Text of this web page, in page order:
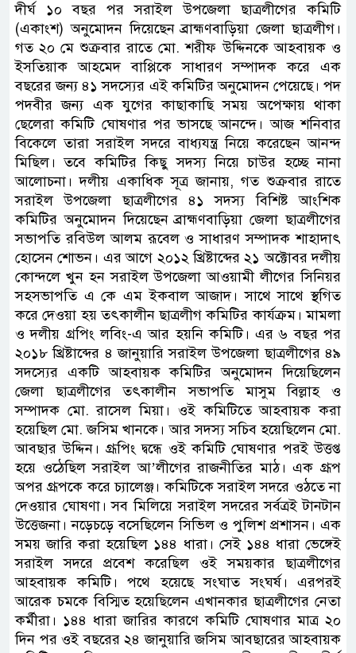
দীর্ঘ ১০ বছর পর সরাইল উপজেলা ছাত্রলীগের কমিটি
(একাংশ) অনুমোদন দিয়েছেন ব্রাহ্মণবাড়িয়া জেলা ছাত্রলীগ।
গত ২০ মে শুক্রবার রাতে মো. শরীফ উদ্দিনকে আহবায়ক ও
ইসতিয়াক আহমেদ বাপ্পিকে সাধারণ সম্পাদক করে এক
বছরের জন্য ৪১ সদস্যের এই কমিটির অনুমোদন পেয়েছে। পদ
পদবীর জন্য এক যুগের কাছাকাছি সময় অপেক্ষায় থাকা
ছেলেরা কমিটি ঘোষণার পর ভাসছে আনন্দে। আজ শনিবার
বিকেলে তারা সরাইল সদরে বাধ্যযন্ত্র নিয়ে করেছেন আনন্দ
মিছিল। তবে কমিটির কিছু সদস্য নিয়ে চাউর হচ্ছে নানা
আলোচনা। দলীয় একাধিক সূত্র জানায়, গত শুক্রবার রাতে
সরাইল উপজেলা ছাত্রলীগের ৪১ সদস্য বিশিষ্ট আংশিক
কমিটির অনুমোদন দিয়েছেন ব্রাহ্মণবাড়িয়া জেলা ছাত্রলীগের
সভাপতি রবিউল আলম রূবেল ও সাধারণ সম্পাদক শাহাদাৎ
হোসেন শোভন। এর আগে ২০১২ খ্রিষ্টাব্দের ২১ অক্টোবর দলীয়
কোন্দলে খুন হন সরাইল উপজেলা আওয়ামী লীগের সিনিয়র
সহসভাপতি এ কে এম ইকবাল আজাদ। সাথে সাথে স্থগিত
করে দেওয়া হয় তৎকালীন ছাত্রলীগ কমিটির কার্যক্রম। মামলা
ও দলীয় গ্রপিং লবিং-এ আর হয়নি কমিটি। এর ৬ বছর পর
২০১৮ খ্রিষ্টাব্দের ৪ জানুয়ারি সরাইল উপজেলা ছাত্রলীগের ৪৯
সদস্যের একটি আহবায়ক কমিটির অনুমোদন দিয়েছিলেন
জেলা ছাত্রলীগের তৎকালীন সভাপতি মাসুম বিল্লাহ ও
সম্পাদক মো. রাসেল মিয়া। ওই কমিটিতে আহবায়ক করা
হয়েছিল মো. জসিম খানকে। আর সদস্য সচিব হয়েছিলেন মো.
আবছার উদ্দিন। গ্রূপিং দ্বন্ধে ওই কমিটি ঘোষণার পরই উত্তপ্ত
হয়ে ওঠেছিল সরাইল আ’লীগের রাজনীতির মাঠ। এক গ্রূপ
অপর গ্রূপকে করে চ্যালেঞ্জ। কমিটিকে সরাইল সদরে ওঠতে না
দেওয়ার ঘোষণা। সব মিলিয়ে সরাইল সদরের সর্বত্রই টানটান
উত্তেজনা। নড়েচড়ে বসেছিলেন সিভিল ও পুলিশ প্রশাসন। এক
সময় জারি করা হয়েছিল ১৪৪ ধারা। সেই ১৪৪ ধারা ভেঙ্গেই
সরাইল সদরে প্রবেশ করেছিল ওই সময়কার ছাত্রলীগের
আহবায়ক কমিটি। পথে হয়েছে সংঘাত সংঘর্ষ। এরপরই
আরেক চমকে বিস্মিত হয়েছিলেন এখানকার ছাত্রলীগের নেতা
কর্মীরা। ১৪৪ ধারা জারির কারণে কমিটি ঘোষণার মাত্র ২০
দিন পর ওই বছরের ২৪ জানুয়ারি জসিম আবছারের আহবায়ক